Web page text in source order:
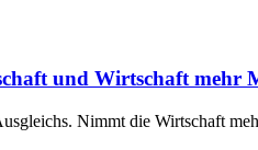
und Wirtschaft mehr
Nimmt die Wirtschaft